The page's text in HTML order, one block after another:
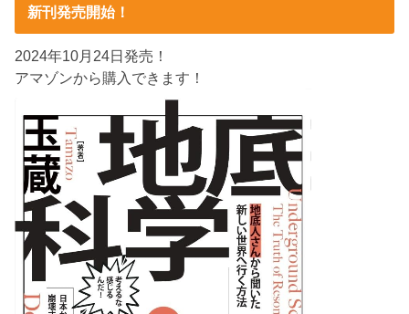
新刊発売開始！
2024年10月24日発売！
アマゾンから購入できます！